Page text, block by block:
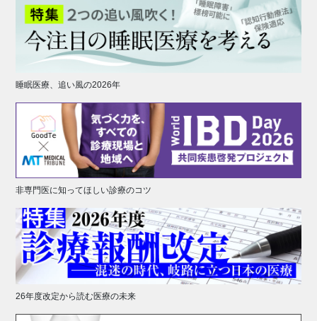
睡眠医療、追い風の2026年
非専門医に知ってほしい診療のコツ
26年度改定から読む医療の未来